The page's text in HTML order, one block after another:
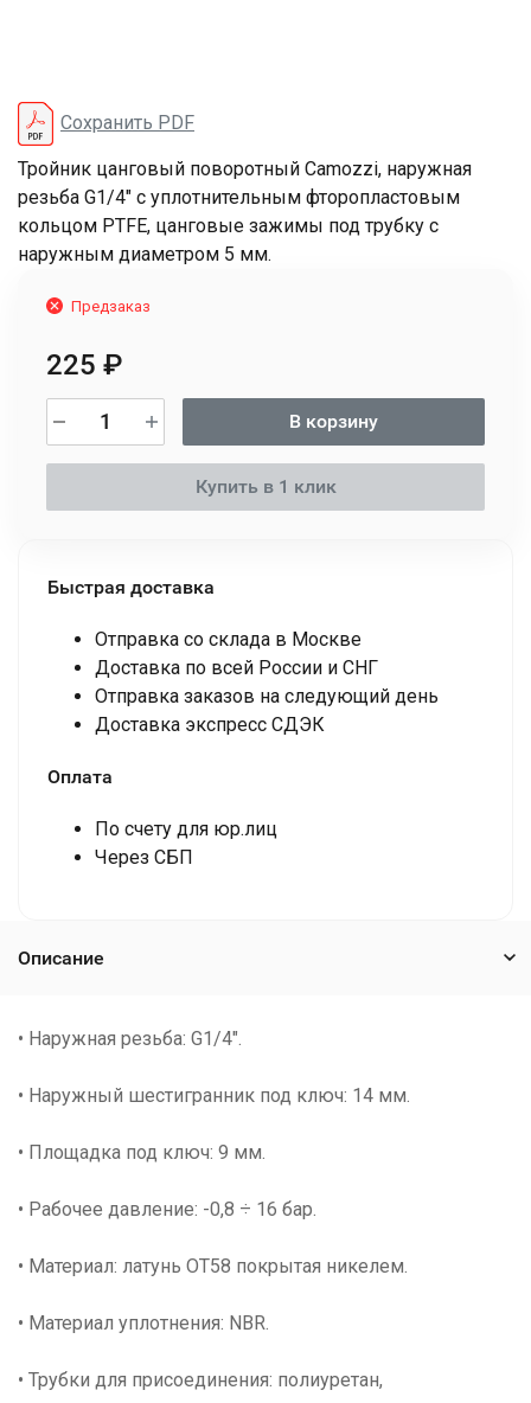
Сохранить PDF
Тройник цанговый поворотный Camozzi, наружная
резьба G1/4" с уплотнительным фторопластовым
кольцом PTFE, цанговые зажимы под трубку с
наружным диаметром 5 мм.
Предзаказ
225 ₽
В корзину
Купить в 1 клик
Быстрая доставка
Отправка со склада в Москве
Доставка по всей России и СНГ
Отправка заказов на следующий день
Доставка экспресс СДЭК
Оплата
По счету для юр.лиц
Через СБП
Описание
• Наружная резьба: G1/4".
• Наружный шестигранник под ключ: 14 мм.
• Площадка под ключ: 9 мм.
• Рабочее давление: -0,8 ÷ 16 бар.
• Материал: латунь ОТ58 покрытая никелем.
• Материал уплотнения: NBR.
• Трубки для присоединения: полиуретан,